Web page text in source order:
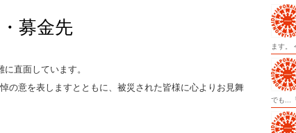
募金先
直面しています。
の意を表しますとともに、被災された皆様に心よりお見舞
ます。
でも...